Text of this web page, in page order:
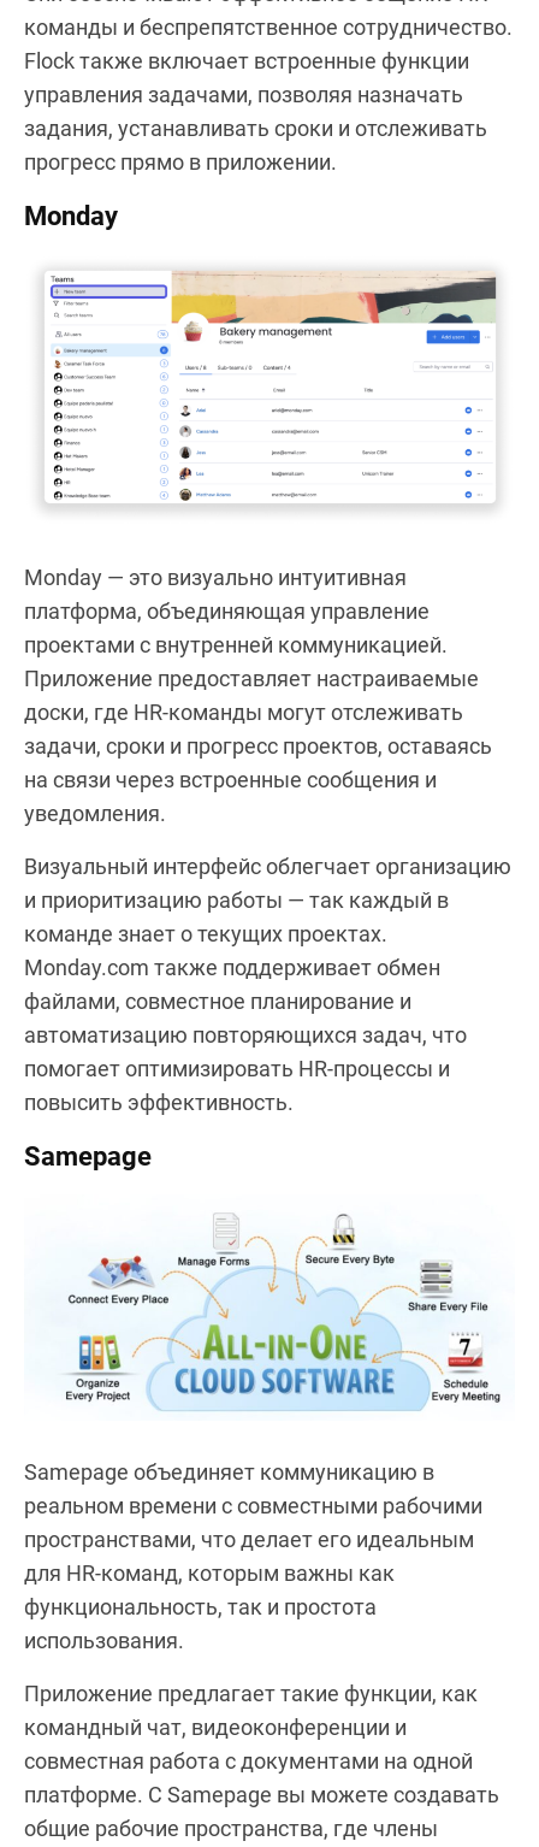
команды и беспрепятственное сотрудничество.
Flock также включает встроенные функции
управления задачами, позволяя назначать
задания, устанавливать сроки и отслеживать
прогресс прямо в приложении.
Monday
Monday — это визуально интуитивная
платформа, объединяющая управление
проектами с внутренней коммуникацией.
Приложение предоставляет настраиваемые
доски, где HR-команды могут отслеживать
задачи, сроки и прогресс проектов, оставаясь
на связи через встроенные сообщения и
уведомления.
Визуальный интерфейс облегчает организацию
и приоритизацию работы — так каждый в
команде знает о текущих проектах.
Monday.com также поддерживает обмен
файлами, совместное планирование и
автоматизацию повторяющихся задач, что
помогает оптимизировать HR-процессы и
повысить эффективность.
Samepage
Samepage объединяет коммуникацию в
реальном времени с совместными рабочими
пространствами, что делает его идеальным
для HR-команд, которым важны как
функциональность, так и простота
использования.
Приложение предлагает такие функции, как
командный чат, видеоконференции и
совместная работа с документами на одной
платформе. С Samepage вы можете создавать
общие рабочие пространства, где члены